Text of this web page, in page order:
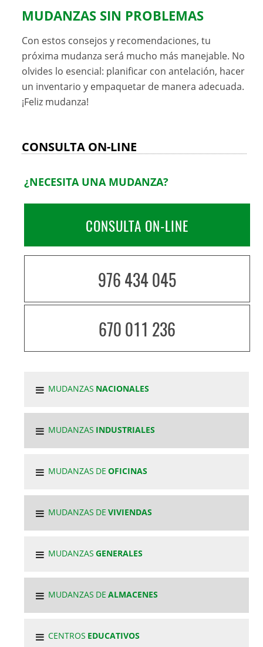
MUDANZAS SIN PROBLEMAS
Con estos consejos y recomendaciones, tu
próxima mudanza será mucho más manejable. No
olvides lo esencial: planificar con antelación, hacer
un inventario y empaquetar de manera adecuada.
¡Feliz mudanza!
CONSULTA ON-LINE
¿NECESITA UNA MUDANZA?
CONSULTA ON-LINE
976 434 045
670 011 236
MUDANZAS NACIONALES
MUDANZAS INDUSTRIALES
MUDANZAS DEOFICINAS
MUDANZAS DEVIVIENDAS
MUDANZASGENERALES
MUDANZAS DEALMACENES
CENTROS EDUCATIVOS